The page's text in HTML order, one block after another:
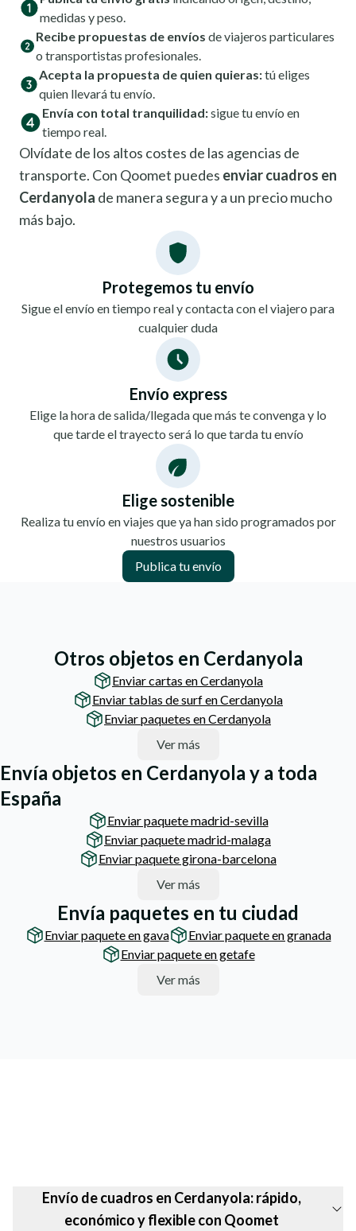
medidas y peso.
Recibe propuestas de envíos de viajeros particulares
o transportistas profesionales.
Acepta la propuesta de quien quieras:tú eliges
quien llevará tu envío.
Envía con total tranquilidad:sigue tu envío en
tiempo real.
Olvídate de los altos costes de las agencias de
transporte. Con Qoomet puedes enviar cuadros en
Cerdanyola de manera segura y a un precio mucho
más bajo.
Protegemos tu envío
Sigue el envío en tiempo real y contacta con el viajero para
cualquier duda
Envío express
Elige la hora de salida/llegada que más te convenga y lo
que tarde el trayecto será lo que tarda tu envío
Elige sostenible
Realiza tu envío en viajes que ya han sido programados por
nuestros usuarios
Publica tu envío
Otros objetos en Cerdanyola
Enviar cartas en Cerdanyola
Enviar tablas de surf en Cerdanyola
Enviar paquetes en Cerdanyola
Ver más
Envía objetos en Cerdanyola y a toda
España
Enviar paquete madrid-sevilla
Enviar paquete madrid-malaga
Enviar paquete girona-barcelona
Ver más
Envía paquetes en tu ciudad
Enviar paquete en gava
Enviar paquete en granada
Enviar paquete en getafe
Ver más
Envío de cuadros en Cerdanyola: rápido,
económico y flexible con Qoomet